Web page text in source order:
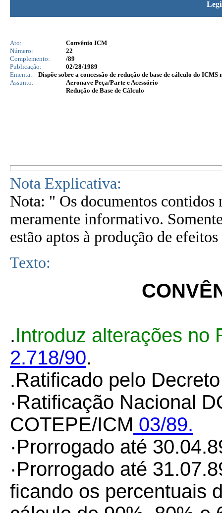
Ato:
Convênio ICM
Número:
22
Complemento:
/89
Publicação:
02/28/1989
Ementa:
Dispõe sobre a concessão de redução de base de cálculo do
Assunto:
Aeronave Peça/Parte e Acessório
Redução de Base de Cálculo
Nota Explicativa:
Nota: " Os documentos contidos
meramente informativo.
estão aptos à produção de
Texto:
.Introduz alterações no
2.718/90.
.Ratificado pelo
·Ratificação Nacional
COTEPE/ICM 03/89.
·Prorrogado até
·Prorrogado até
ficando os percentuais